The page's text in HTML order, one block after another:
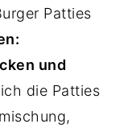
Patties
und
die Patties